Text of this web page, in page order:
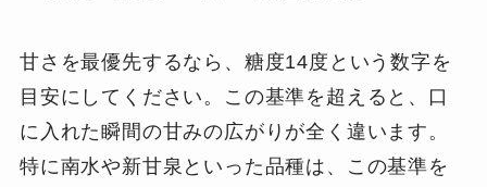
甘さを最優先するなら、糖度14度という数字を
目安にしてください。この基準を超えると、口
に入れた瞬間の甘みの広がりが全く違います。
特に南水や新甘泉といった品種は、この基準を